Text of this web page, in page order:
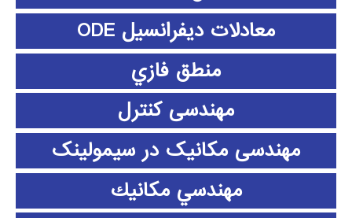
معادلات دیفرانسیل ODE
منطق فازي
مهندسی کنترل
مهندسی مکانیک در سیمولینک
مهندسي مكانيك